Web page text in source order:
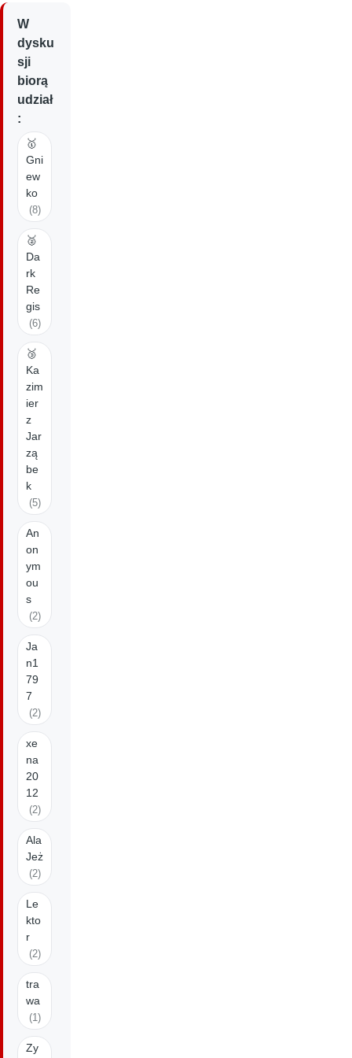
W
dysku
sji
biorą
udział
:
🥇
Gni
ew
ko
(8)
🥈
Da
rk
Re
gis
(6)
🥉
Ka
zim
ier
z
Jar
zą
be
k
(5)
An
on
ym
ou
s
(2)
Ja
n1
79
7
(2)
xe
na
20
12
(2)
Ala
Jeż
(2)
Le
kto
r
(2)
tra
wa
(1)
Zy